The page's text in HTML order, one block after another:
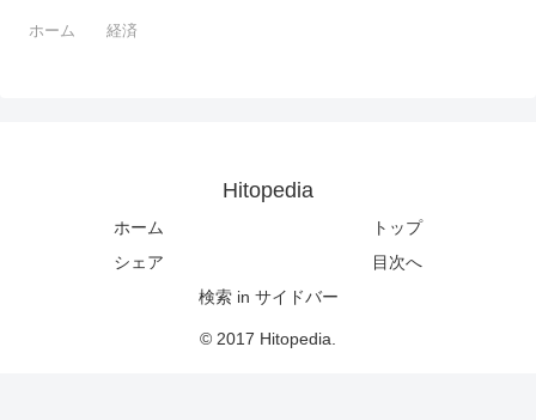
ホーム 経済
Hitopedia
ホーム
トップ
シェア
目次へ
検索 in サイドバー
© 2017 Hitopedia.